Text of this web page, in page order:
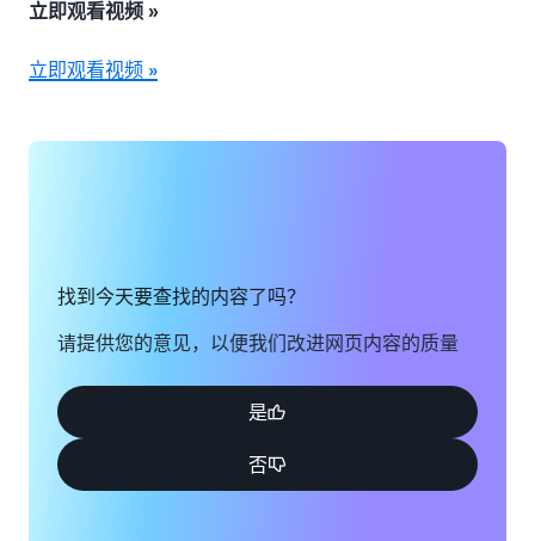
立即观看视频 »
立即观看视频 »
找到今天要查找的内容了吗？
请提供您的意见，以便我们改进网页内容的质量
是
否